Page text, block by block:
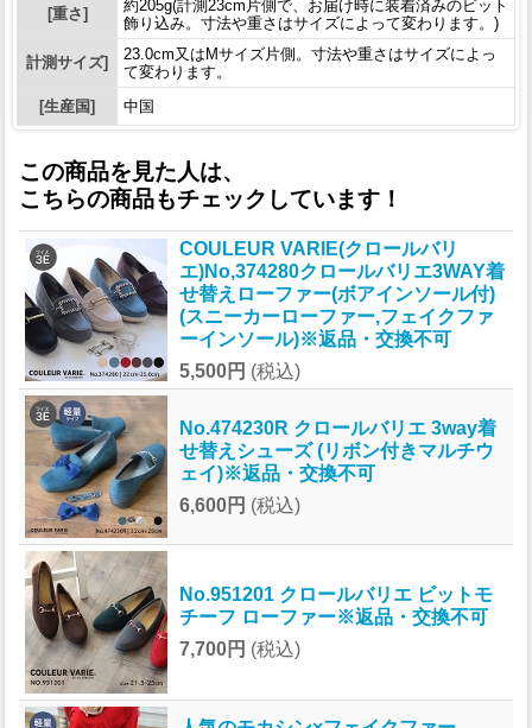
[重さ]
約205g(計測23cm片側で、お届け時に装着済みのビット
飾り込み。寸法や重さはサイズによって変わります。)
計測サイズ]
23.0cm又はMサイズ片側。寸法や重さはサイズによっ
て変わります。
[生産国]
中国
この商品を見た人は、
こちらの商品もチェックしています！
COULEUR VARIE(クロールバリ
エ)No,374280クロールバリエ3WAY着
せ替えローファー(ボアインソール付)
(スニーカーローファー,フェイクファ
ーインソール)※返品・交換不可
5,500円 (税込)
No.474230R クロールバリエ 3way着
せ替えシューズ (リボン付きマルチウ
ェイ)※返品・交換不可
6,600円 (税込)
No.951201 クロールバリエ ビットモ
チーフ ローファー※返品・交換不可
7,700円 (税込)